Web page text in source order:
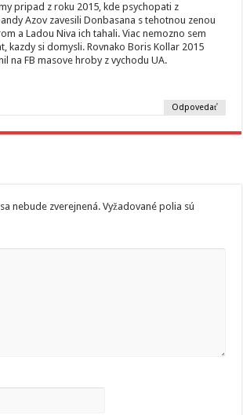
pripad z roku 2015, kde psychopati z
Azov zavesili Donbasana s tehotnou zenou
a Ladou Niva ich tahali. Viac nemozno sem
kazdy si domysli. Rovnako Boris Kollar 2015
na FB masove hroby z vychodu UA.
Odpovedať
nebude zverejnená. Vyžadované polia sú